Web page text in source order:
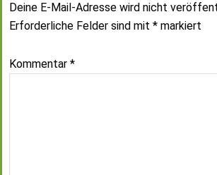
Deine E-Mail-Adresse wird nicht
Erforderliche Felder sind mit * markiert
Kommentar *